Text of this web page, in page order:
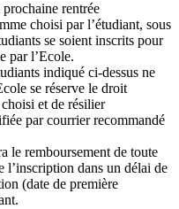
prochaine rentrée
choisi par l’étudiant, sous
se soient inscrits pour
par l’Ecole.
indiqué ci-dessus ne
se réserve le droit
et de résilier
par courrier recommandé
le remboursement de toute
l’inscription dans un délai de
(date de première